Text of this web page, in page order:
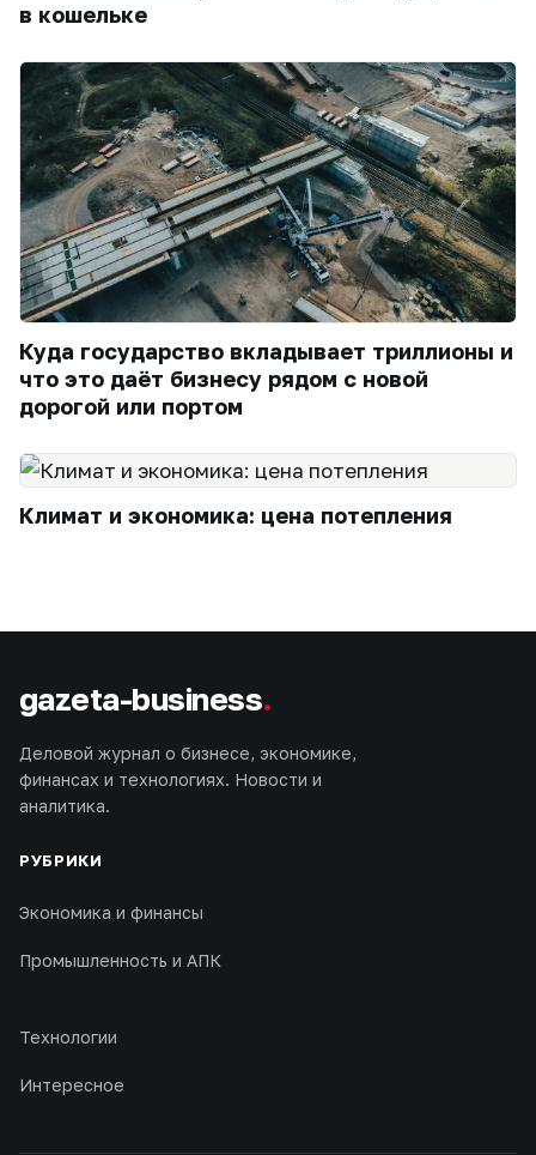
в кошельке
Куда государство вкладывает триллионы и
что это даёт бизнесу рядом с новой
дорогой или портом
Климат и экономика: цена потепления
gazeta-business.
Деловой журнал о бизнесе, экономике,
финансах и технологиях. Новости и
аналитика.
РУБРИКИ
Экономика и финансы
Промышленность и АПК
Технологии
Интересное